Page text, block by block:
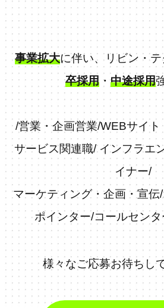
事業拡大に伴い、リビン・
卒採用 ・中途採用
/営業・企画営業/WEBサイト
サービス関連職/インフラエ
イナー/
マーケティング・企画・宣伝/
ポインター/コールセン
様々なご応募お待ちし